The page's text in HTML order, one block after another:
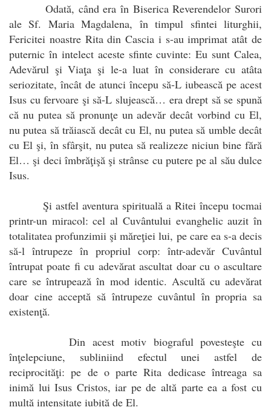
Odată, când era în Biserica Reverendelor Surori
ale Sf. Maria Magdalena, în timpul sfintei liturghii,
Fericitei noastre Rita din Cascia i s-au imprimat atât de
puternic în intelect aceste sfinte cuvinte: Eu sunt Calea,
Adevărul şi Viaţa şi le-a luat în considerare cu atâta
seriozitate, încât de atunci începu să-L iubească pe acest
Isus cu fervoare şi să-L slujească… era drept să se spună
că nu putea să pronunţe un adevăr decât vorbind cu El,
nu putea să trăiască decât cu El, nu putea să umble decât
cu El şi, în sfârşit, nu putea să realizeze niciun bine fără
El… şi deci îmbrăţişă şi strânse cu putere pe al său dulce
Isus.
Şi astfel aventura spirituală a Ritei începu tocmai
printr-un miracol: cel al Cuvântului evanghelic auzit în
totalitatea profunzimii şi măreţiei lui, pe care ea s-a decis
să-l întrupeze în propriul corp: într-adevăr Cuvântul
întrupat poate fi cu adevărat ascultat doar cu o ascultare
care se întrupează în mod identic. Ascultă cu adevărat
doar cine acceptă să întrupeze cuvântul în propria sa
existenţă.
Din acest motiv biograful povesteşte cu
înţelepciune, subliniind efectul unei astfel de
reciprocităţi: pe de o parte Rita dedicase întreaga sa
inimă lui Isus Cristos, iar pe de altă parte ea a fost cu
multă intensitate iubită de El.